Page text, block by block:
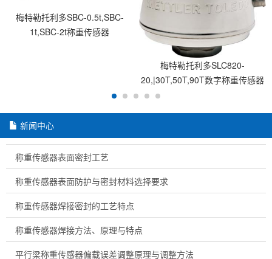
梅特勒托利多SBC-0.5t,SBC-
1t,SBC-2t称重传感器
梅特勒托利多SLC820-
20,|30T,50T,90T数字称重传感器
新闻中心
称重传感器表面密封工艺
称重传感器表面防护与密封材料选择要求
称重传感器焊接密封的工艺特点
称重传感器焊接方法、原理与特点
平行梁称重传感器偏载误差调整原理与调整方法